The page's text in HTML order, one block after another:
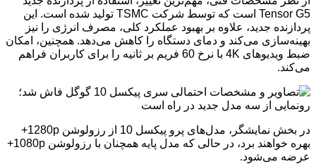
Tensor G5 است که توسط شرکت TSMC تولید شده است. این
پردازنده جدید، علاوه بر بهبود عملکرد کلی، مصرف انرژی را نیز
بهینه‌سازی می‌کند و دمای دستگاه را کاهش می‌دهد. همچنین، امکان
ضبط ویدیوهای 4K با نرخ 60 فریم بر ثانیه را برای کاربران فراهم
می‌کند.
در بخش نمایشگر، مدل‌های پرو پیکسل 10 از رزولوشن 1280p+
بهره خواهند برد، در حالی که مدل پایه همچنان با رزولوشن 1080p+
عرضه می‌شود.